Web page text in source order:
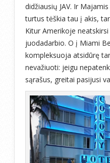
didžiausių JAV. Ir
turtus tėškia tau į akis,
Kitur Amerikoje
juodadarbio. O į Miami
kompleksuoja atsidūrę
nevažiuoti: jeigu
sąrašus, greitai pasijusi